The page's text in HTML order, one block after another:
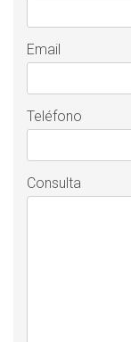
Email
Teléfono
Consulta